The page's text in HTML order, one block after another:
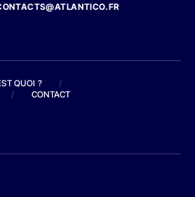
QUOI ?
/
/ CONTACT